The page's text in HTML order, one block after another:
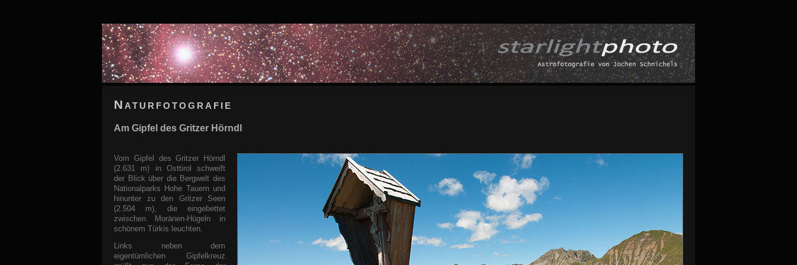
Naturfotografie
Am Gipfel des Gritzer Hörndl
Vom Gipfel des Gritzer Hörndl
(2.631 m) in Osttirol schweift
der Blick über die Bergwelt des
Nationalparks Hohe Tauern und
hinunter zu den Gritzer Seen
(2.504 m), die eingebettet
zwischen Moränen-Hügeln in
schönem Türkis leuchten.
Links neben dem
eigentümlichen Gipfelkreuz